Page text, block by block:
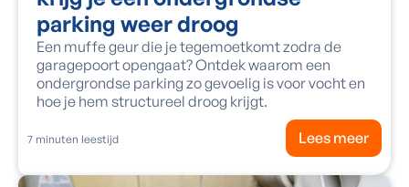
parking weer droog
Een muffe geur die je tegemoetkomt zodra de
garagepoort opengaat? Ontdek waarom een
ondergrondse parking zo gevoelig is voor vocht en
hoe je hem structureel droog krijgt.
7 minuten leestijd Lees meer